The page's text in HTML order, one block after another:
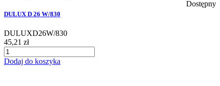
Dostępny
DULUX D 26 W/830
DULUXD26W/830
45,21 zł
Dodaj do koszyka